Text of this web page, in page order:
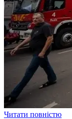
Читати повністю